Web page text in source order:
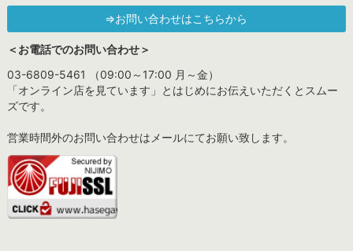
⇒お問い合わせはこちらから
＜お電話でのお問い合わせ＞
03-6809-5461 （09:00～17:00 月～金）
「オンライン店を見ています」とはじめにお伝えいただくとスムー
ズです。
営業時間外のお問い合わせはメールにてお願い致します。